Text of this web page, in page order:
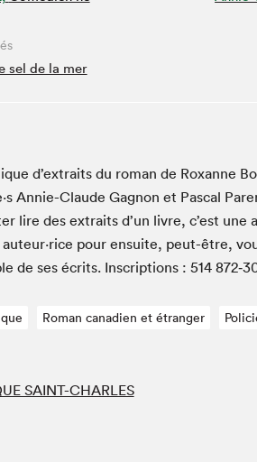
Neiges
présenté par Desjardins
lecture à voix haute du Salon du livre
au Salon
et branchée
sel de la mer
d’extraits du roman de Rox­anne
Annie-Claude Gagnon et Pas­cal
lire des extraits d’un livre, c’est
auteur·rice pour ensuite, peut-être,
de ses écrits. Inscrip­tions : 514 872‑
Roman canadien et étranger
SAINT-CHARLES